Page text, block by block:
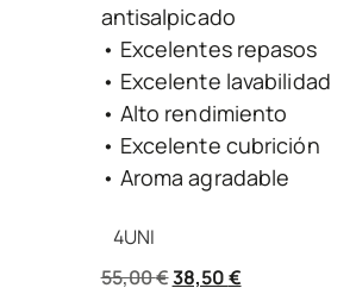
antisalpicado
• Excelentes repasos
• Excelente lavabilidad
• Alto rendimiento
• Excelente cubrición
• Aroma agradable
4UNI
55,00€38,50€